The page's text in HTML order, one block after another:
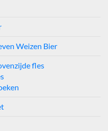
Weizen Bier
fles